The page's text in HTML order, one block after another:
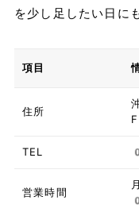
を少し足したい日に
項目
住所
F
TEL
営業時間